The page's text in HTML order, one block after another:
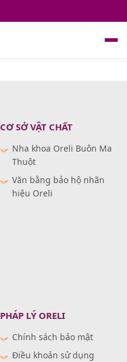
CƠ SỞ VẬT CHẤT
Nha khoa Oreli Buôn Ma
Thuột
Văn bằng bảo hộ nhãn
hiệu Oreli
PHÁP LÝ ORELI
Chính sách bảo mật
Điều khoản sử dụng